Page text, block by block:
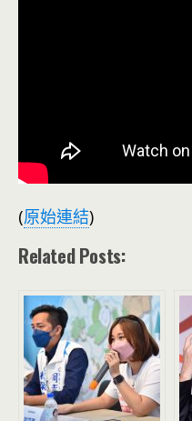
(原始連結)
Related Posts: